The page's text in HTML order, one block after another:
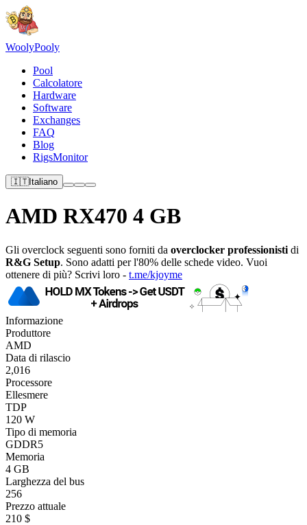
WoolyPooly
Pool
Calcolatore
Hardware
Software
Exchanges
FAQ
Blog
RigsMonitor
🇮🇹Italiano
AMD RX470 4 GB
Gli overclock seguenti sono forniti da overclocker professionisti di
R&G Setup. Sono adatti per l'80% delle schede video. Vuoi
ottenere di più? Scrivi loro - t.me/kjoyme
Informazione
Produttore
AMD
Data di rilascio
2,016
Processore
Ellesmere
TDP
120 W
Tipo di memoria
GDDR5
Memoria
4 GB
Larghezza del bus
256
Prezzo attuale
210 $